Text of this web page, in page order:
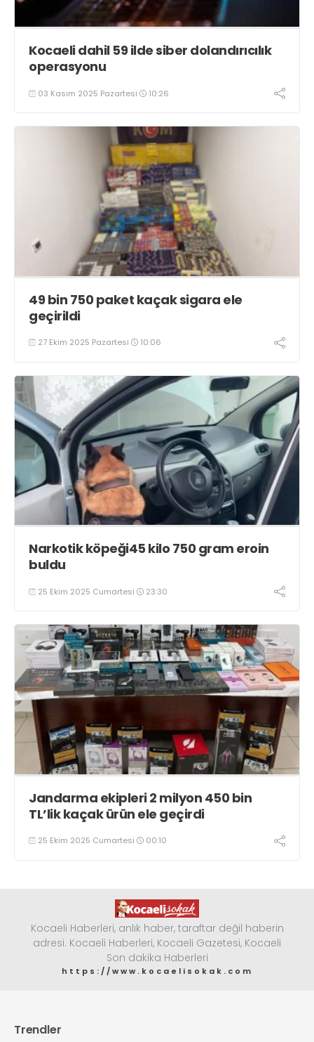
Kocaeli dahil 59 ilde siber dolandırıcılık
operasyonu
03 Kasım 2025 Pazartesi 10:26
49 bin 750 paket kaçak sigara ele
geçirildi
27 Ekim 2025 Pazartesi 10:06
Narkotik köpeği45 kilo 750 gram eroin
buldu
25 Ekim 2025 Cumartesi 23:30
Jandarma ekipleri 2 milyon 450 bin
TL’lik kaçak ürün ele geçirdi
25 Ekim 2025 Cumartesi 00:10
Kocaeli Haberleri, anlık haber, taraftar değil haberin
adresi. Kocaeli Haberleri, Kocaeli Gazetesi, Kocaeli
Son dakika Haberleri
https://www.kocaelisokak.com
Trendler